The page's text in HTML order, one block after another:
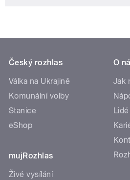
Český rozhlas
Válka na Ukrajině
Komunální volby
Stanice
eShop
mujRozhlas
Živé vysílání
O
Jak